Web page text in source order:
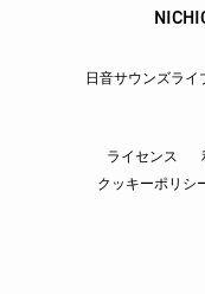
日音サウンズライ
ライセンス
クッキーポリシ